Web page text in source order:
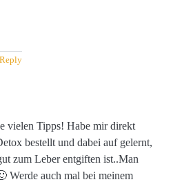
Reply
vielen Tipps! Habe mir direkt
bestellt und dabei auf gelernt,
zum Leber entgiften ist..Man
Werde auch mal bei meinem